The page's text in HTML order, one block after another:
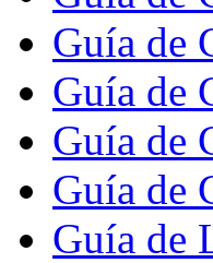
Guía de
Guía de
Guía de
Guía de
Guía de